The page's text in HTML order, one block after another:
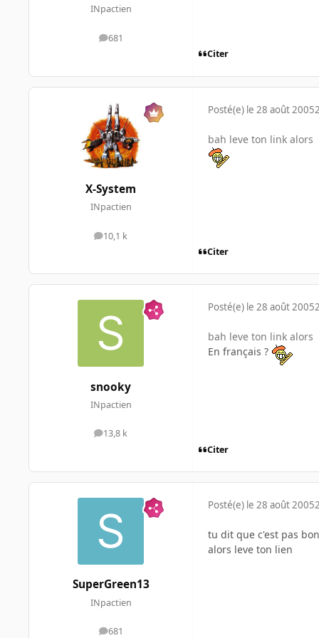
INpactien
681
messages
Citer
X-System
INpactien
10,1 k
messages
Posté(e) le 28 août 2005
bah leve ton link alors
Citer
snooky
INpactien
13,8 k
messages
Posté(e) le 28 août 2005
bah leve ton link alors
En français ?
Citer
SuperGreen13
INpactien
681
messages
Posté(e) le 28 août 2005
tu dit que c'est pas
alors leve ton lien